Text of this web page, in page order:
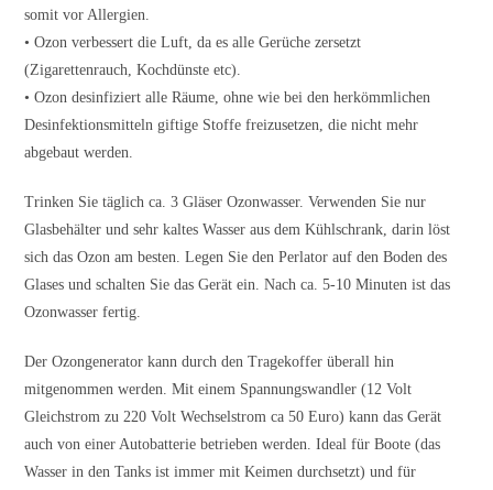
somit vor Allergien.
• Ozon verbessert die Luft, da es alle Gerüche zersetzt
(Zigarettenrauch, Kochdünste etc).
• Ozon desinfiziert alle Räume, ohne wie bei den herkömmlichen
Desinfektionsmitteln giftige Stoffe freizusetzen, die nicht mehr
abgebaut werden.
Trinken Sie täglich ca. 3 Gläser Ozonwasser. Verwenden Sie nur
Glasbehälter und sehr kaltes Wasser aus dem Kühlschrank, darin löst
sich das Ozon am besten. Legen Sie den Perlator auf den Boden des
Glases und schalten Sie das Gerät ein. Nach ca. 5-10 Minuten ist das
Ozonwasser fertig.
Der Ozongenerator kann durch den Tragekoffer überall hin
mitgenommen werden. Mit einem Spannungswandler (12 Volt
Gleichstrom zu 220 Volt Wechselstrom ca 50 Euro) kann das Gerät
auch von einer Autobatterie betrieben werden. Ideal für Boote (das
Wasser in den Tanks ist immer mit Keimen durchsetzt) und für